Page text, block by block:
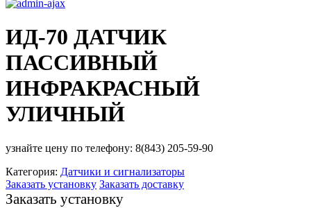
ИД-70 ДАТЧИК
ПАССИВНЫЙ
ИНФРАКРАСНЫЙ
УЛИЧНЫЙ
узнайте цену по телефону: 8(843) 205-59-90
Категория: Датчики и сигнализаторы
Заказать установку Заказать доставку
Заказать установку